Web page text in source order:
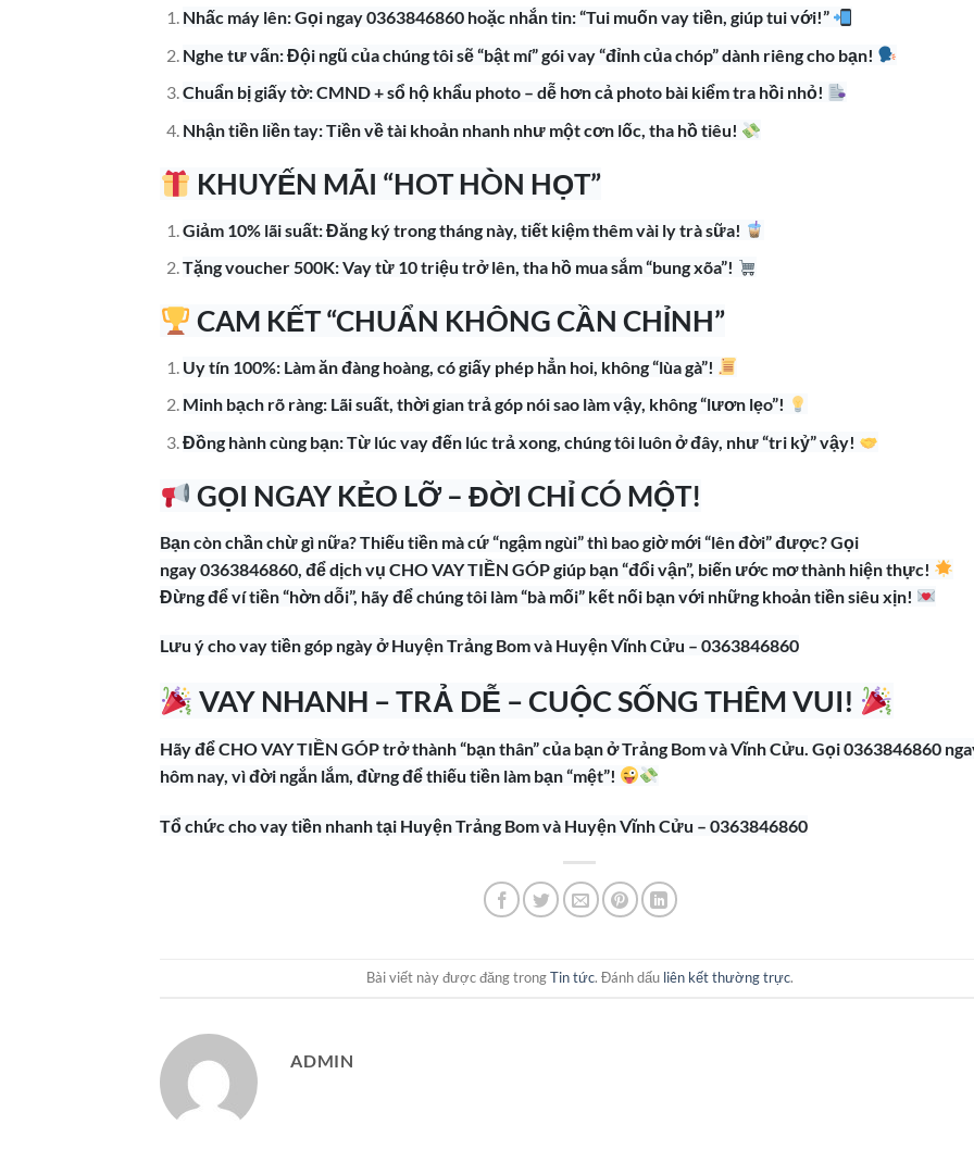
Nhấc máy lên: Gọi ngay 0363846860 hoặc nhắn tin: “Tui muốn vay tiền, giúp tui với!”
Nghe tư vấn: Đội ngũ của chúng tôi sẽ “bật mí” gói vay “đỉnh của chóp” dành riêng cho bạn!
Chuẩn bị giấy tờ: CMND + sổ hộ khẩu photo – dễ hơn cả photo bài kiểm tra hồi nhỏ!
Nhận tiền liền tay: Tiền về tài khoản nhanh như một cơn lốc, tha hồ tiêu!
KHUYẾN MÃI “HOT HÒN HỌT”
Giảm 10% lãi suất: Đăng ký trong tháng này, tiết kiệm thêm vài ly trà sữa!
Tặng voucher 500K: Vay từ 10 triệu trở lên, tha hồ mua sắm “bung xõa”!
CAM KẾT “CHUẨN KHÔNG CẦN CHỈNH”
Uy tín 100%: Làm ăn đàng hoàng, có giấy phép hẳn hoi, không “lùa gà”!
Minh bạch rõ ràng: Lãi suất, thời gian trả góp nói sao làm vậy, không “lươn lẹo”!
Đồng hành cùng bạn: Từ lúc vay đến lúc trả xong, chúng tôi luôn ở đây, như “tri kỷ” vậy!
GỌI NGAY KẺO LỠ – ĐỜI CHỈ CÓ MỘT!
Bạn còn chần chừ gì nữa? Thiếu tiền mà cứ “ngậm ngùi” thì bao giờ mới “lên đời” được? Gọi
ngay 0363846860, để dịch vụ CHO VAY TIỀN GÓP giúp bạn “đổi vận”, biến ước mơ thành hiện thực!
Đừng để ví tiền “hờn dỗi”, hãy để chúng tôi làm “bà mối” kết nối bạn với những khoản tiền siêu xịn!
Lưu ý cho vay tiền góp ngày ở Huyện Trảng Bom và Huyện Vĩnh Cửu – 0363846860
VAY NHANH – TRẢ DỄ – CUỘC SỐNG THÊM VUI!
Hãy để CHO VAY TIỀN GÓP trở thành “bạn thân” của bạn ở Trảng Bom và Vĩnh Cửu. Gọi 0363846860
hôm nay, vì đời ngắn lắm, đừng để thiếu tiền làm bạn “mệt”!
Tổ chức cho vay tiền nhanh tại Huyện Trảng Bom và Huyện Vĩnh Cửu – 0363846860
Bài viết này được đăng trongTin tức. Đánh dấu liên kết thường trực.
ADMIN